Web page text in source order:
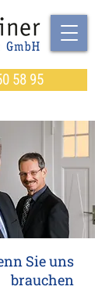
58 95
Sie uns
brauchen